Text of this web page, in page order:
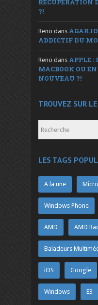
RÉCUPÉRATION
?!
Reno dans
ADDICTIF DU
Reno dans APPLE :
MACBOOK OU
NOUVEAU ?!
TROUVEZ SUR
LES TAGS
A la une
Windows Phone
AMD AMD
Baladeurs
iOS Google
Windows E3